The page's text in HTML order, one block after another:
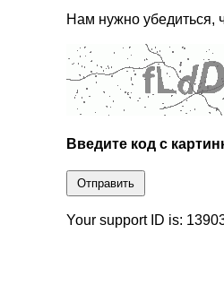
Нам нужно убедиться,
Введите код с
Отправить
Your support ID is: